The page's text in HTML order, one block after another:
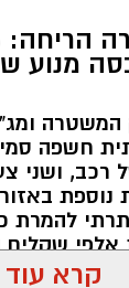
מנוע
חשפה
רכב, ושני
נוספת
להמרת
אלפי
הכל.
קרא עוד